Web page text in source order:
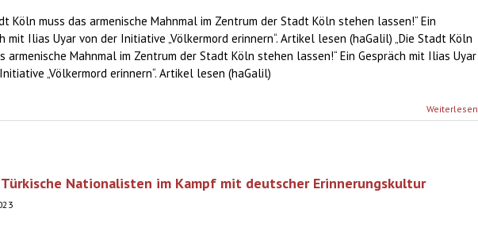
Köln muss das armenische Mahnmal im Zentrum der Stadt Köln stehen lassen!“ Ein
mit Ilias Uyar von der Initiative „Völkermord erinnern“. Artikel lesen (haGalil) „Die Stadt Köln
armenische Mahnmal im Zentrum der Stadt Köln stehen lassen!“ Ein Gespräch mit Ilias Uyar
„Völkermord erinnern“. Artikel lesen (haGalil)
Weiterlesen
Türkische Nationalisten im Kampf mit deutscher Erinnerungskultur